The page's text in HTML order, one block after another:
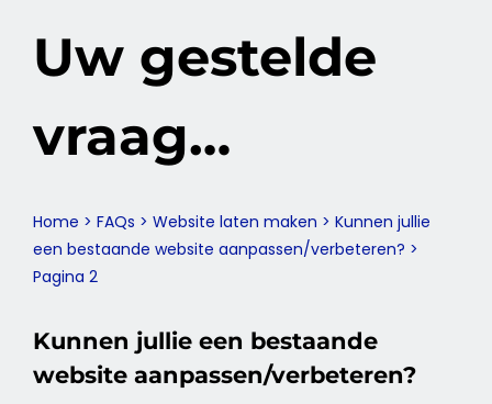
Uw gestelde
vraag…
Home > FAQs > Website laten maken > Kunnen jullie
een bestaande website aanpassen/verbeteren? >
Pagina 2
Kunnen jullie een bestaande
website aanpassen/verbeteren?